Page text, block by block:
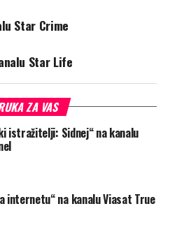
Star Crime
Star Life
ZA VAS
istražitelji: Sidnej“ na kanalu
internetu“ na kanalu Viasat True